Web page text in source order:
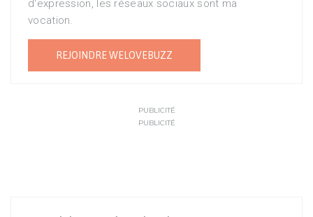
d'expression, les réseaux sociaux sont ma
vocation.
REJOINDRE WELOVEBUZZ
PUBLICITÉ
PUBLICITÉ